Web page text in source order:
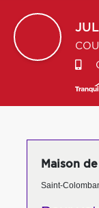
Maison
Saint-